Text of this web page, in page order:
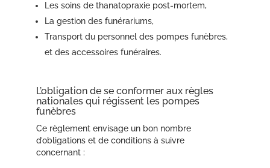
Les soins de thanatopraxie post-mortem,
La gestion des funérariums,
Transport du personnel des pompes funèbres,
et des accessoires funéraires.
L’obligation de se conformer aux règles
nationales qui régissent les pompes
funèbres
Ce règlement envisage un bon nombre
d’obligations et de conditions à suivre
concernant :